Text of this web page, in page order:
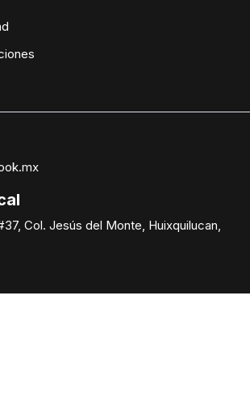
Col. Jesús del Monte, Huixquilucan,